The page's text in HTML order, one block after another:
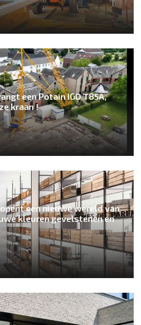
een Potain IGO T85A,
kraan !
een nieuwe wereld van
kleuren gevelstenen en